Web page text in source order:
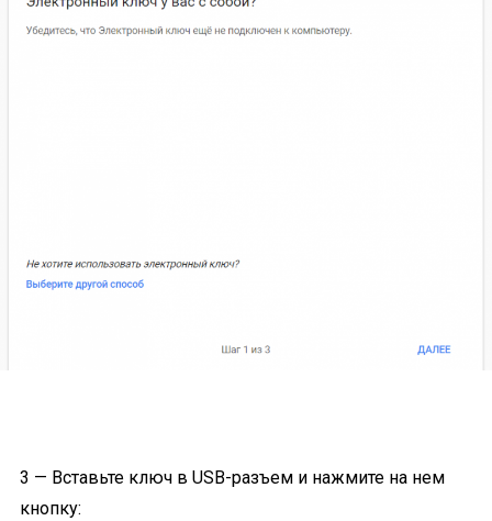
3 — Вставьте ключ в USB-разъем и нажмите на нем
кнопку: